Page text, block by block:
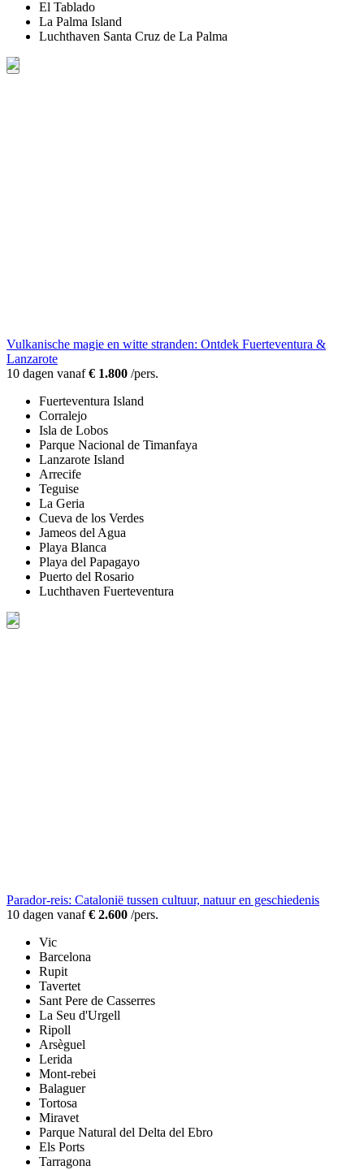
El Tablado
La Palma Island
Luchthaven Santa Cruz de La Palma
Vulkanische magie en witte stranden: Ontdek Fuerteventura &
Lanzarote
10 dagen vanaf€ 1.800 /pers.
Fuerteventura Island
Corralejo
Isla de Lobos
Parque Nacional de Timanfaya
Lanzarote Island
Arrecife
Teguise
La Geria
Cueva de los Verdes
Jameos del Agua
Playa Blanca
Playa del Papagayo
Puerto del Rosario
Luchthaven Fuerteventura
Parador-reis: Catalonië tussen cultuur, natuur en geschiedenis
10 dagen vanaf€ 2.600 /pers.
Vic
Barcelona
Rupit
Tavertet
Sant Pere de Casserres
La Seu d'Urgell
Ripoll
Arsèguel
Lerida
Mont-rebei
Balaguer
Tortosa
Miravet
Parque Natural del Delta del Ebro
Els Ports
Tarragona